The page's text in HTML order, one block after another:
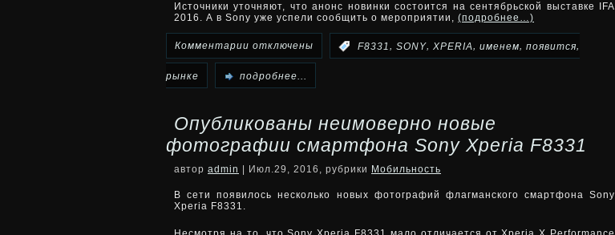
Источники уточняют, что анонс новинки состоится на сентябрьской выставке IFA
2016. А в Sony уже успели сообщить о мероприятии, (подробнее…)
Комментарии к
записи
Xperia
отключены F8331, SONY, XPERIA, именем, появится,
рынке подробнее...
Опубликованы неимоверно новые
фотографии смартфона Sony Xperia F8331
автор admin | Июл.29, 2016, рубрики Мобильность
В сети появилось несколько новых фотографий флагманского смартфона Sony
Xperia F8331.